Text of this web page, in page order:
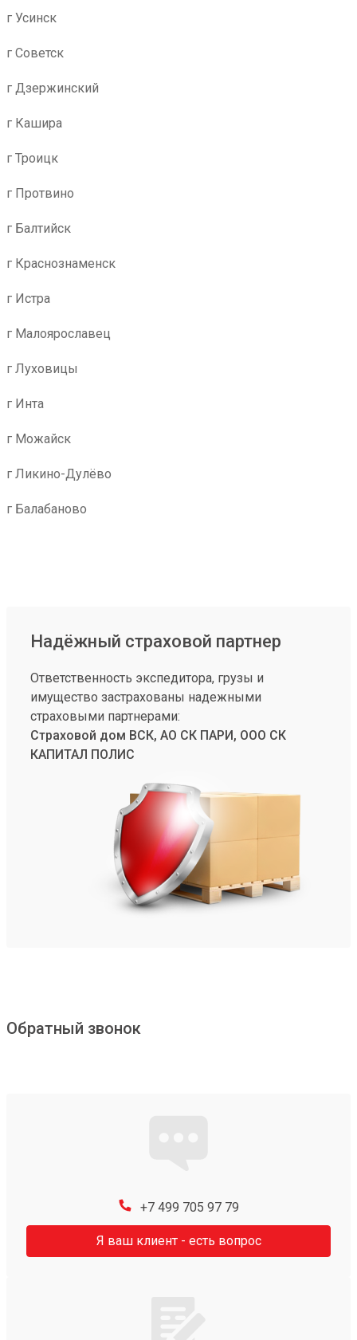
г Усинск
г Советск
г Дзержинский
г Кашира
г Троицк
г Протвино
г Балтийск
г Краснознаменск
г Истра
г Малоярославец
г Луховицы
г Инта
г Можайск
г Ликино-Дулёво
г Балабаново
Надёжный страховой партнер
Ответственность экспедитора, грузы и
имущество застрахованы надежными
страховыми партнерами:
Страховой дом ВСК, АО СК ПАРИ, ООО СК
КАПИТАЛ ПОЛИС
Обратный звонок
+7 499 705 97 79
Я ваш клиент - есть вопрос